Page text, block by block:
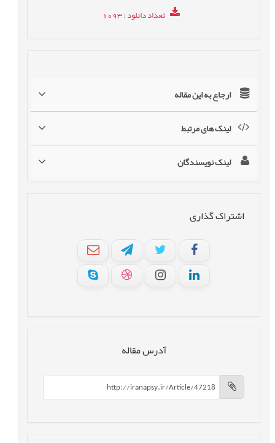
تعداد دانلود: 1093
ارجاع به این مقاله
لینک های مرتبط
لینک نویسندگان
اشتراک گذاری
آدرس مقاله